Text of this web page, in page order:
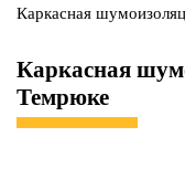
Каркасная
Каркасная
Темрюке